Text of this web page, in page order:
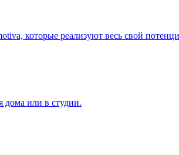
которые реализуют весь свой
или в студии.